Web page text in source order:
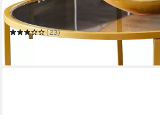
Couchtisch
75 x 45 x 75 cm
(23)
72,78 €